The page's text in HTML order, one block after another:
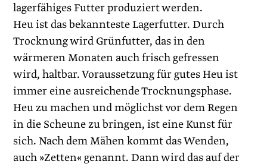
lagerfähiges Futter produziert werden.
Heu ist das bekannteste Lagerfutter. Durch
Trocknung wird Grünfutter, das in den
wärmeren Monaten auch frisch gefressen
wird, haltbar. Voraussetzung für gutes Heu ist
immer eine ausreichende Trocknungsphase.
Heu zu machen und möglichst vor dem Regen
in die Scheune zu bringen, ist eine Kunst für
sich. Nach dem Mähen kommt das Wenden,
auch »Zetten« genannt. Dann wird das auf der